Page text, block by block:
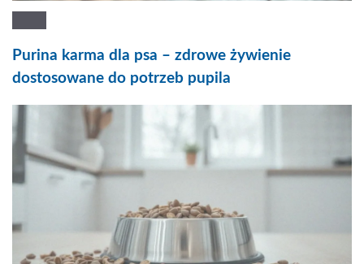
Purina karma dla psa – zdrowe żywienie
dostosowane do potrzeb pupila